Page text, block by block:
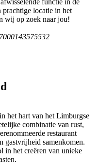
prachtige locatie in het
wij op zoek naar jou!
het hart van het Limburgse
combinatie van rust,
restaurant
gastvrijheid samenkomen.
in het creëren van unieke